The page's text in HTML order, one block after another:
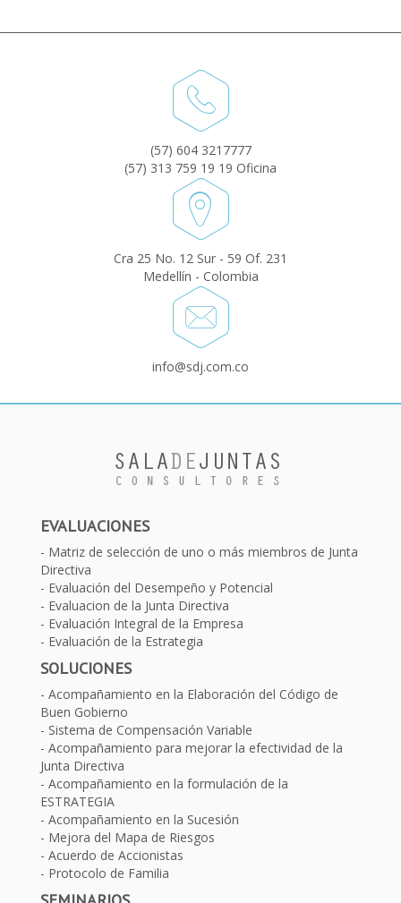
(57) 604 3217777
(57) 313 759 19 19 Oficina
Cra 25 No. 12 Sur - 59 Of. 231
Medellín - Colombia
info@sdj.com.co
EVALUACIONES
Matriz de selección de uno o más miembros de Junta
Directiva
Evaluación del Desempeño y Potencial
Evaluacion de la Junta Directiva
Evaluación Integral de la Empresa
Evaluación de la Estrategia
SOLUCIONES
Acompañamiento en la Elaboración del Código de
Buen Gobierno
Sistema de Compensación Variable
Acompañamiento para mejorar la efectividad de la
Junta Directiva
Acompañamiento en la formulación de la
ESTRATEGIA
Acompañamiento en la Sucesión
Mejora del Mapa de Riesgos
Acuerdo de Accionistas
Protocolo de Familia